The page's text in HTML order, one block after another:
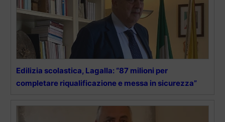
Edilizia scolastica, Lagalla: “87 milioni per
completare riqualificazione e messa in sicurezza”